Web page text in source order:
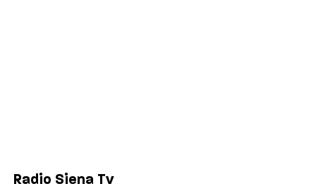
Radio Siena Tv